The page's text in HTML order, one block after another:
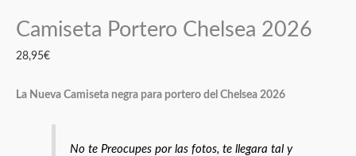
Camiseta Portero Chelsea 2026
28,95€
La Nueva Camiseta negra para portero del Chelsea 2026
No te Preocupes por las fotos, te llegara tal y